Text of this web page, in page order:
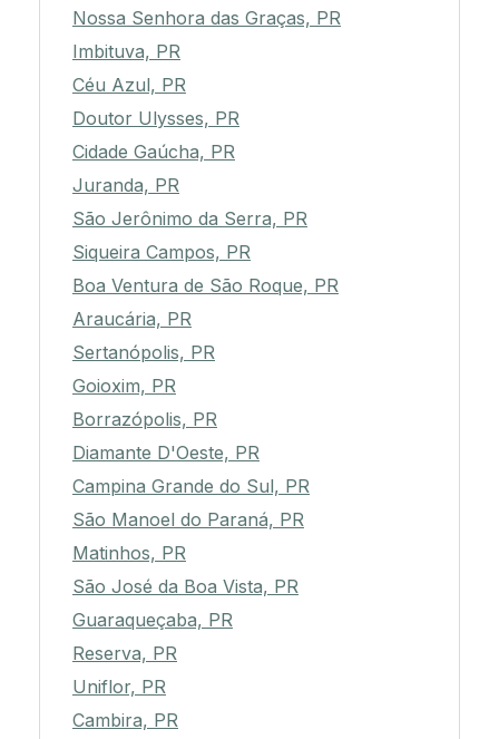
Nossa Senhora das Graças, PR
Imbituva, PR
Céu Azul, PR
Doutor Ulysses, PR
Cidade Gaúcha, PR
Juranda, PR
São Jerônimo da Serra, PR
Siqueira Campos, PR
Boa Ventura de São Roque, PR
Araucária, PR
Sertanópolis, PR
Goioxim, PR
Borrazópolis, PR
Diamante D'Oeste, PR
Campina Grande do Sul, PR
São Manoel do Paraná, PR
Matinhos, PR
São José da Boa Vista, PR
Guaraqueçaba, PR
Reserva, PR
Uniflor, PR
Cambira, PR